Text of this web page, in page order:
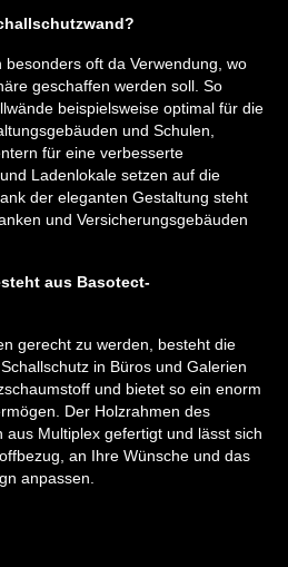
besonders oft da Verwendung, wo
geschaffen werden soll. So
beispielsweise optimal für die
und Schulen,
für eine verbesserte
Ladenlokale setzen auf die
der eleganten Gestaltung steht
und Versicherungsgebäuden
aus Basotect-
gerecht zu werden, besteht die
in Büros und Galerien
und bietet so ein enorm
Der Holzrahmen des
aus Multiplex gefertigt und lässt sich
an Ihre Wünsche und das
anpassen.